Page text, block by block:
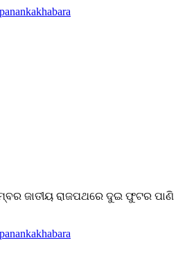
ଜାତୀୟ ରାଜପଥରେ ଦୁଇ ଫୁଟର ପାଣି